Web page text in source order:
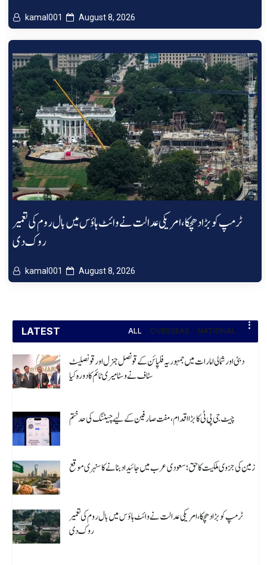
kamal001 August 8, 2026
ٹرمپ کو بڑا دھچکا، امریکی عدالت نے وائٹ ہاؤس میں بال روم کی تعمیر
روک دی
kamal001 August 8, 2026
LATEST ALL OVERSEAS NATIONAL
دبئی اور شمالی امارات میں جمہوریہ فلپائن کے قونصل جنرل اور قونصلیٹ
سٹاف نے وسٹا میری ٹائم کا دورہ کیا
چیٹ جی پی ٹی کا بڑا اقدام، مفت صارفین کے لیے چیٹنگ کی حد ختم
زمین کی جزوی ملکیت کا حق؛ سعودی عرب میں جائیداد بنانے کا سنہری موقع
ٹرمپ کو بڑا دھچکا، امریکی عدالت نے وائٹ ہاؤس میں بال روم کی تعمیر
روک دی